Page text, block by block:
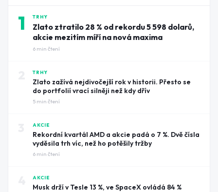
1 TRHY
Zlato ztratilo 28 % od rekordu 5 598 dolarů,
akcie mezitím míří na nová maxima
6 min čtení
TRHY
Zlato zažívá nejdivočejší rok v historii. Přesto se
do portfolií vrací silněji než kdy dřív
5 min čtení
AKCIE
Rekordní kvartál AMD a akcie padá o 7 %. Dvě čísla
vyděsila trh víc, než ho potěšily tržby
6 min čtení
AKCIE
Musk drží v Tesle 13 %, ve SpaceX ovládá 84 %